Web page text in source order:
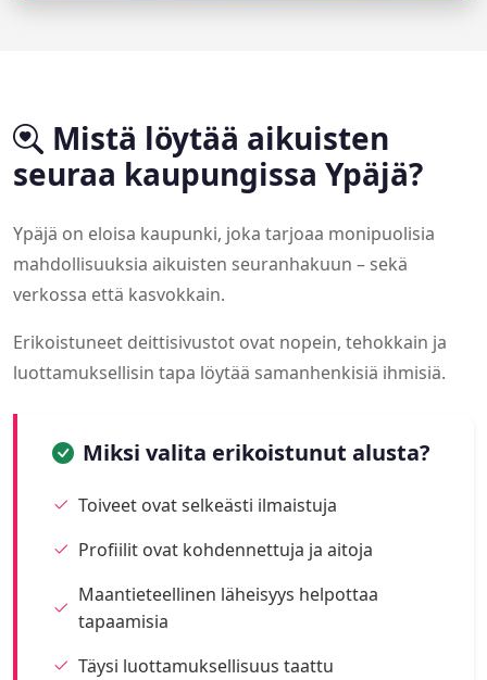
Mistä löytää aikuisten
seuraa kaupungissa Ypäjä?
Ypäjä on eloisa kaupunki, joka tarjoaa monipuolisia
mahdollisuuksia aikuisten seuranhakuun – sekä
verkossa että kasvokkain.
Erikoistuneet deittisivustot ovat nopein, tehokkain ja
luottamuksellisin tapa löytää samanhenkisiä ihmisiä.
Miksi valita erikoistunut alusta?
Toiveet ovat selkeästi ilmaistuja
Profiilit ovat kohdennettuja ja aitoja
Maantieteellinen läheisyys helpottaa
tapaamisia
Täysi luottamuksellisuus taattu